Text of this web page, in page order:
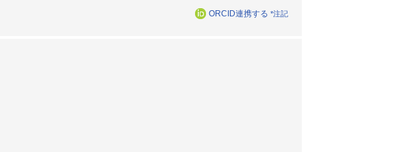
ORCID連携する *注記